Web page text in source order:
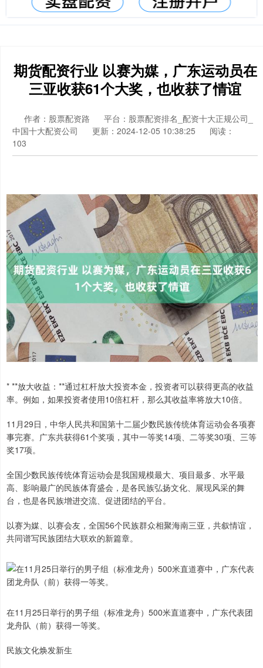
期货配资行业 以赛为媒，广东运动员在
三亚收获61个大奖，也收获了情谊
作者：股票配资路
平台：股票配资排名_配资十大正规公司_
中国十大配资公司
更新：2024-12-05 10:38:25
阅读：
103
* **放大收益：**通过杠杆放大投资本金，投资者可以获得更高的收益
率。例如，如果投资者使用10倍杠杆，那么其收益率将放大10倍。
11月29日，中华人民共和国第十二届少数民族传统体育运动会各项赛
事完赛。广东共获得61个奖项，其中一等奖14项、二等奖30项、三等
奖17项。
全国少数民族传统体育运动会是我国规模最大、项目最多、水平最
高、影响最广的民族体育盛会，是各民族弘扬文化、展现风采的舞
台，也是各民族增进交流、促进团结的平台。
以赛为媒、以赛会友，全国56个民族群众相聚海南三亚，共叙情谊，
共同谱写民族团结大联欢的新篇章。
在11月25日举行的男子组（标准龙舟）500米直道赛中，广东代表团
龙舟队（前）获得一等奖。
民族文化焕发新生